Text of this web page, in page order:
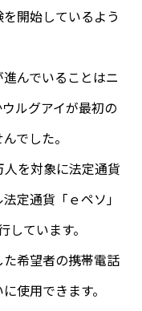
開始しているよう
んでいることはニ
ルグアイが最初の
でした。
を対象に法定通貨
定通貨「ｅペソ」
ています。
希望者の携帯電話
使用できます。